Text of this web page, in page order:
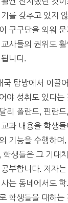
를 갖추고 있지
구구단을 외워
사들의 권위도
니다.
국 탐방에서 이끌
야 성취도 있다는
리 폴란드, 핀란
과 내용을 학생
기능을 수행하며
학생들은 그 기대
부합니다. 저자
는 동네에서도
학생들을 대하는